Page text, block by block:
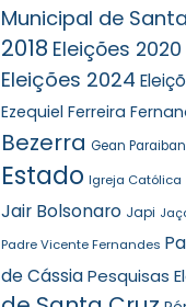
Municipal de
2018 Eleições 2020
Eleições 2024
Ezequiel Ferreira
Bezerra Gean
Estado Igreja Católica
Jair Bolsonaro Japi
Padre Vicente Fernandes
de Cássia Pesquisas